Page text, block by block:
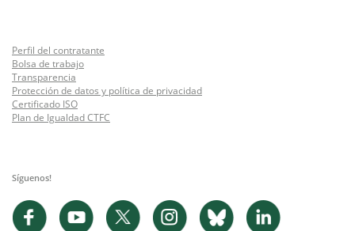
Perfil del contratante
Bolsa de trabajo
Transparencia
Protección de datos y política de privacidad
Certificado ISO
Plan de Igualdad CTFC
Síguenos!